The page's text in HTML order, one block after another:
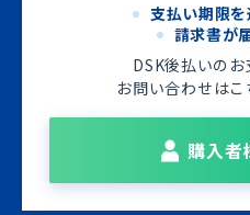
支払い期限
請求書が
DSK後払いの
お問い合わせはこ
購入者